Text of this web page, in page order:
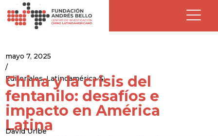
mayo 7, 2025
/
Editoriales,Latinoamérica 🌎
China y la crisis del
fentanilo: desafíos e
impacto en América
Latina
David Uribe